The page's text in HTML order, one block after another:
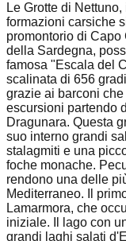
Le Grotte di
formazioni carsiche
promontorio di Capo
della Sardegna,
famosa "Escala del
scalinata di 656
grazie ai barconi
escursioni partendo
Dragunara. Questa
suo interno grandi
stalagmiti e una
foche monache.
rendono una delle
Mediterraneo. Il
Lamarmora, che
iniziale. Il lago con
grandi laghi salati